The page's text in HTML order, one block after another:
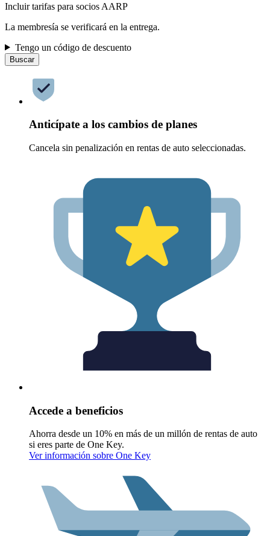
Incluir tarifas para socios AARP
La membresía se verificará en la entrega.
Tengo un código de descuento
Buscar
Anticípate a los cambios de planes
Cancela sin penalización en rentas de auto seleccionadas.
Accede a beneficios
Ahorra desde un 10% en más de un millón de rentas de auto
si eres parte de One Key.
Ver información sobre One Key